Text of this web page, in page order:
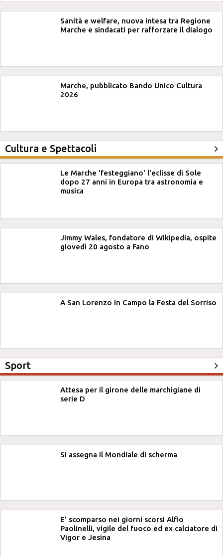
Sanità e welfare, nuova intesa tra Regione
Marche e sindacati per rafforzare il dialogo
Marche, pubblicato Bando Unico Cultura
2026
Cultura e Spettacoli
Le Marche 'festeggiano' l'eclisse di Sole
dopo 27 anni in Europa tra astronomia e
musica
Jimmy Wales, fondatore di Wikipedia, ospite
giovedì 20 agosto a Fano
A San Lorenzo in Campo la Festa del Sorriso
Sport
Attesa per il girone delle marchigiane di
serie D
Si assegna il Mondiale di scherma
E' scomparso nei giorni scorsi Alfio
Paolinelli, vigile del fuoco ed ex calciatore di
Vigor e Jesina